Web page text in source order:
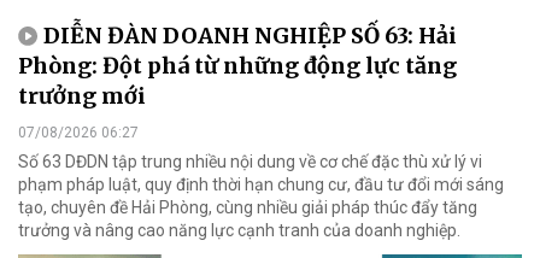
DIỄN ĐÀN DOANH NGHIỆP SỐ 63: Hải
Phòng: Đột phá từ những động lực tăng
trưởng mới
07/08/2026 06:27
Số 63 DĐDN tập trung nhiều nội dung về cơ chế đặc thù xử lý vi
phạm pháp luật, quy định thời hạn chung cư, đầu tư đổi mới sáng
tạo, chuyên đề Hải Phòng, cùng nhiều giải pháp thúc đẩy tăng
trưởng và nâng cao năng lực cạnh tranh của doanh nghiệp.